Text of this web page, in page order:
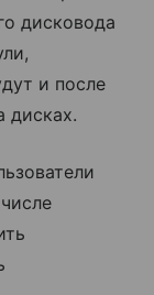
дисковода
и после
дисках.